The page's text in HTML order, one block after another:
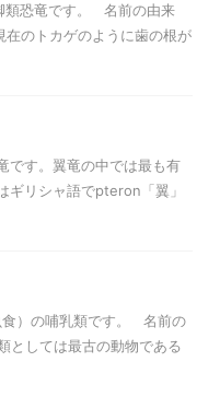
類恐竜です。 名前の由来
のトカゲのように歯の根が
です。翼竜の中では最も有
リシャ語でpteron「翼」
食）の哺乳類です。 名前の
としては最古の動物である